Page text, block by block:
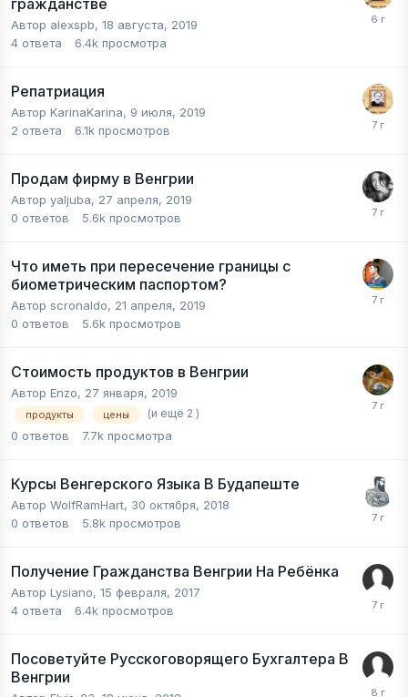
Автор alexspb, 18 августа, 2019
4 ответа 6.4k просмотра
Репатриация
Автор KarinaKarina, 9 июля, 2019
2 ответа 6.1k просмотров
Продам фирму в Венгрии
Автор yaljuba, 27 апреля, 2019
0 ответов 5.6k просмотров
Что иметь при пересечение границы с
биометрическим паспортом?
Автор scronaldo, 21 апреля, 2019
0 ответов 5.6k просмотров
Стоимость продуктов в Венгрии
Автор Enzo, 27 января, 2019
продукты цены (и ещё 2 )
0 ответов 7.7k просмотра
Курсы Венгерского Языка В Будапеште
Автор WolfRamHart, 30 октября, 2018
0 ответов 5.8k просмотров
Получение Гражданства Венгрии На Ребёнка
Автор Lysiano, 15 февраля, 2017
4 ответа 6.4k просмотров
Посоветуйте Русскоговорящего Бухгалтера В
Венгрии